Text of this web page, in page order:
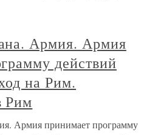
Армия. Армия
действий
на Рим.
Рим
Армия принимает программу